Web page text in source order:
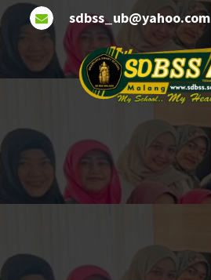
Lewati
ke
sdbss_ub@yahoo.com